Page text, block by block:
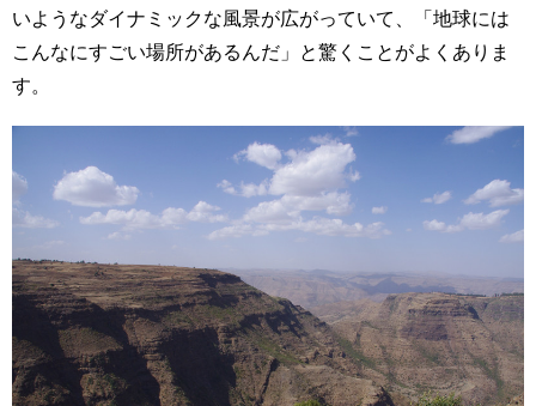
いようなダイナミックな風景が広がっていて、「地球には
こんなにすごい場所があるんだ」と驚くことがよくありま
す。